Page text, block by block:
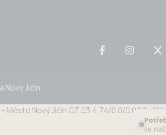
Nový Jičín.
Nový Jičín CZ.03.4.74/0.0/0.0/
se